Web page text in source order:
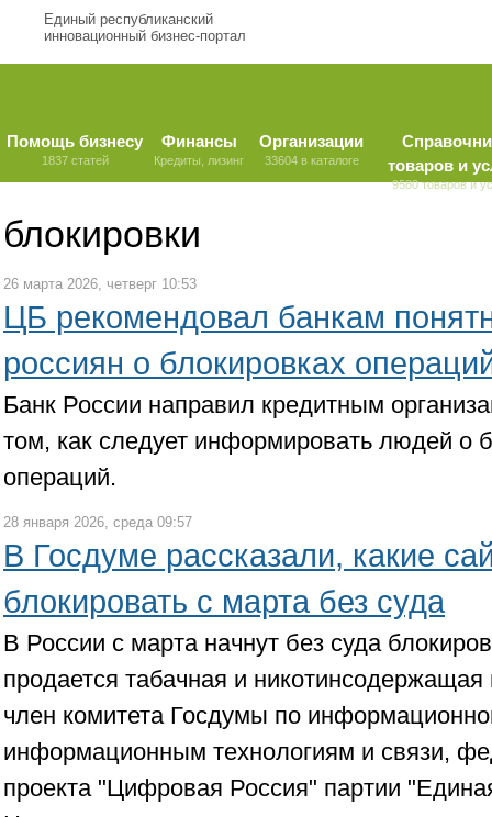
Единый республиканский
инновационный бизнес-портал
Помощь бизнесу
1837 статей
Финансы
Кредиты, лизинг
Организации
33604 в каталоге
товаров и
9580 товаров и
блокировки
26 марта 2026, четверг 10:53
ЦБ рекомендовал банкам
россиян о блокировках
Банк России направил кредитным
том, как следует информировать людей о
операций.
28 января 2026, среда 09:57
В Госдуме рассказали, какие
блокировать с марта без суда
В России с марта начнут без суда
продается табачная и
член комитета Госдумы по
информационным технологиям и связи,
проекта "Цифровая Россия" партии